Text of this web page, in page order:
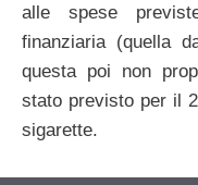
alle spese
finanziaria (quella
questa poi non
stato previsto per il
sigarette.